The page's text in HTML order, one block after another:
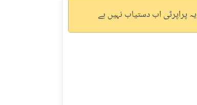
یہ پراپرٹی اب دستیاب نہیں ہے